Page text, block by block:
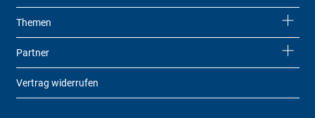
Themen
Partner
Vertrag widerrufen